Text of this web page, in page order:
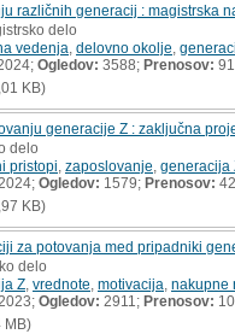
različnih generacij : magistrska
delo
vedenja delovno okolje
Ogledov: 3588; Prenosov: 91
KB)
generacije Z : zaključna
delo
pristopi zaposlovanje generacija
Ogledov: 1579; Prenosov: 42
KB)
za potovanja med pripadniki
delo
Z vrednote motivacija nakupne
Ogledov: 2911; Prenosov:
MB)